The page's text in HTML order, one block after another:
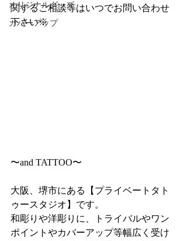
オリジナルグッズ
カバーアップ
関するご相談等はいつでお問い合わせ
下さい※
〜and TATTOO〜
大阪、堺市にある【プライベートタト
ゥースタジオ】です。
和彫りや洋彫りに、トライバルやワン
ポイントやカバーアップ等幅広く受け